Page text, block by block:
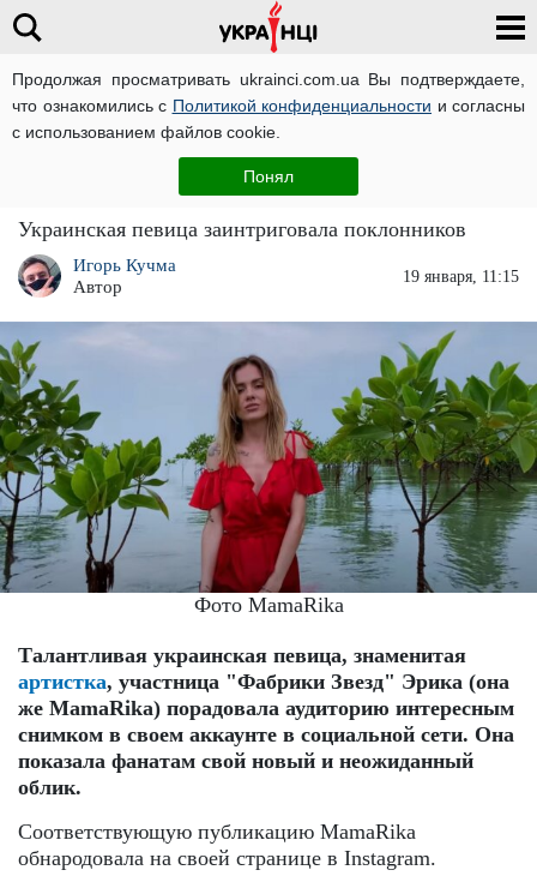
Продолжая просматривать ukrainci.com.ua Вы подтверждаете,
что ознакомились с Политикой конфиденциальности и согласны
с использованием файлов cookie.
Понял
Развлечения
Розовые волосы и черные ногти: певица
MamaRika превратилась в панка
Украинская певица заинтриговала поклонников
Игорь Кучма
Автор
19 января, 11:15
Фото MamaRika
Талантливая украинская певица, знаменитая
артистка, участница "Фабрики Звезд" Эрика (она
же MamaRika) порадовала аудиторию интересным
снимком в своем аккаунте в социальной сети. Она
показала фанатам свой новый и неожиданный
облик.
Соответствующую публикацию MamaRika
обнародовала на своей странице в Instagram.